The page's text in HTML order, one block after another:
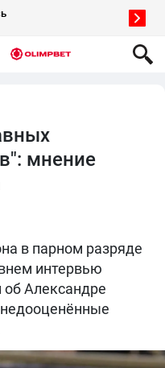
мнение
в парном разряде
интервью
Александре